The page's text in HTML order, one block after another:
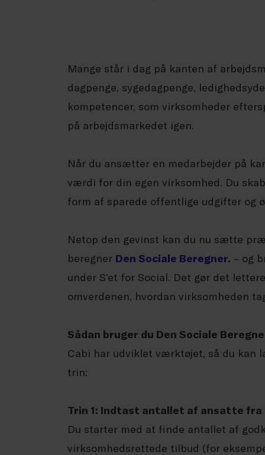
Mange står i dag på kanten af
dagpenge, sygedagpenge,
kompetencer, som virksomheder
på arbejdsmarkedet igen.
Når du ansætter en medarbejder på
værdi for din egen virksomhed. Du
form af sparede offentlige udgifter og
Netop den gevinst kan du nu sætte
beregner Den Sociale Beregner. – og
under S’et for Social. Det gør det
omverdenen, hvordan virksomheden
Sådan bruger du Den Sociale
Cabi har udviklet værktøjet, så du kan
trin:
Trin 1: Indtast antallet af ansatte
Du starter med at finde antallet af
virksomhedsrettede tilbud (for